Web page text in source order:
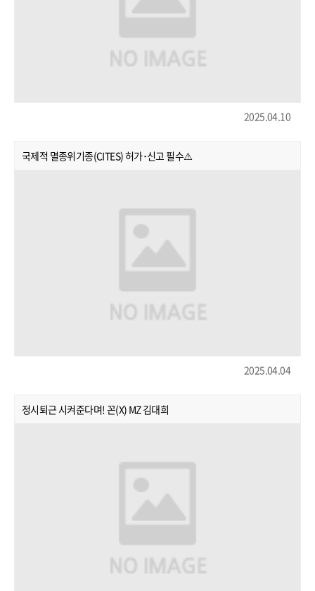
2025.04.10
국제적 멸종위기종(CITES) 허가･신고 필수⚠️
2025.04.04
정시퇴근 시켜준다며! 꼰(X) MZ 김대희